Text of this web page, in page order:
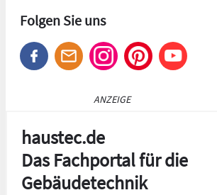
Folgen Sie uns
ANZEIGE
haustec.de
Das Fachportal für die
Gebäudetechnik